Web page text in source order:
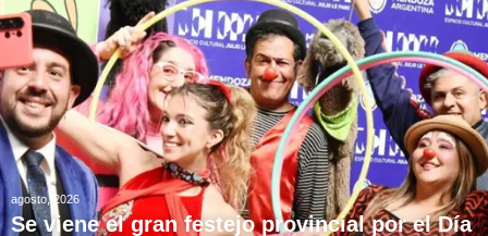
agosto, 2026
Se viene el gran festejo provincial por el Día